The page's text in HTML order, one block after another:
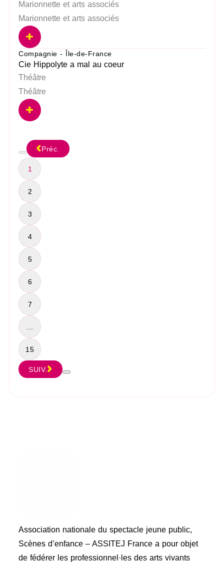
Marionnette et arts associés
Marionnette et arts associés
Compagnie - Île-de-France
Cie Hippolyte a mal au coeur
Théâtre
Théâtre
Préc.
1
2
3
4
5
6
7
15
SUIV.
Association nationale du spectacle jeune public,
Scènes d’enfance – ASSITEJ France a pour objet
de fédérer les professionnel·les des arts vivants